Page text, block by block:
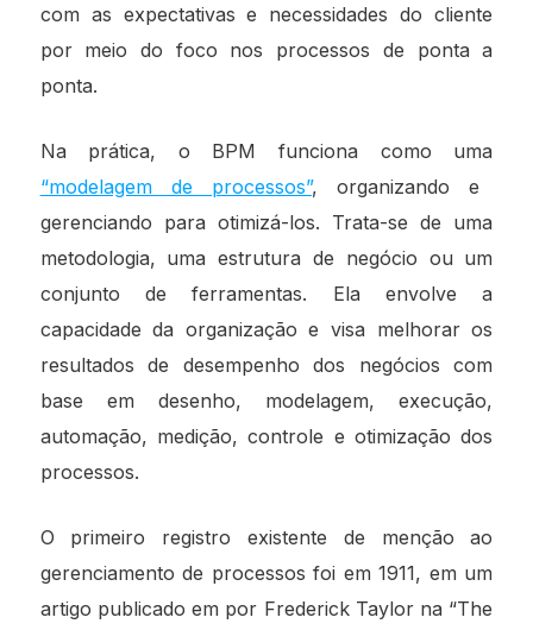
com as expectativas e necessidades do cliente
por meio do foco nos processos de ponta a
ponta.
Na prática, o BPM funciona como uma
“modelagem de processos”, organizando e
gerenciando para otimizá-los. Trata-se de uma
metodologia, uma estrutura de negócio ou um
conjunto de ferramentas. Ela envolve a
capacidade da organização e visa melhorar os
resultados de desempenho dos negócios com
base em desenho, modelagem, execução,
automação, medição, controle e otimização dos
processos.
O primeiro registro existente de menção ao
gerenciamento de processos foi em 1911, em um
artigo publicado em por Frederick Taylor na “The